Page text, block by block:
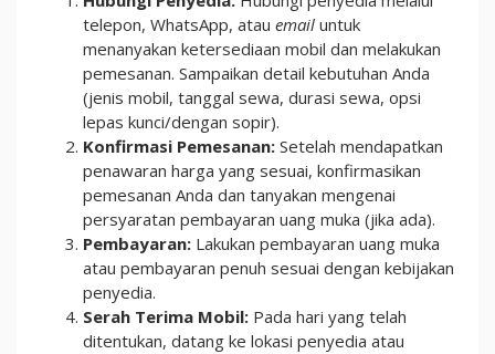
telepon, WhatsApp, atau email untuk
menanyakan ketersediaan mobil dan melakukan
pemesanan. Sampaikan detail kebutuhan Anda
(jenis mobil, tanggal sewa, durasi sewa, opsi
lepas kunci/dengan sopir).
Konfirmasi Pemesanan: Setelah mendapatkan
penawaran harga yang sesuai, konfirmasikan
pemesanan Anda dan tanyakan mengenai
persyaratan pembayaran uang muka (jika ada).
Pembayaran: Lakukan pembayaran uang muka
atau pembayaran penuh sesuai dengan kebijakan
penyedia.
Serah Terima Mobil: Pada hari yang telah
ditentukan, datang ke lokasi penyedia atau